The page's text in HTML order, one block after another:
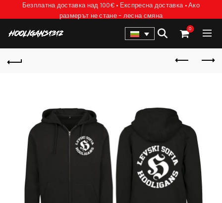
Безплатна доставка над 100€ • Експресна доставка • Ако
размерът не стане – лесна смяна
0